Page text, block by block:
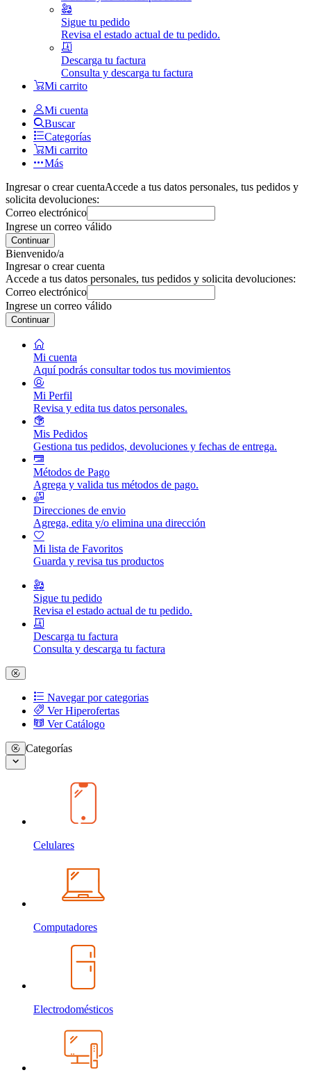
Sigue tu pedido
Revisa el estado actual de tu pedido.
Descarga tu factura
Consulta y descarga tu factura
Mi carrito
Mi cuenta
Buscar
Categorías
Mi carrito
Más
Ingresar o crear cuentaAccede a tus datos personales, tus pedidos y
solicita devoluciones:
Correo electrónico
Ingrese un correo válido
Continuar
Bienvenido/a
Ingresar o crear cuenta
Accede a tus datos personales, tus pedidos y solicita devoluciones:
Correo electrónico
Ingrese un correo válido
Continuar
Mi cuenta
Aquí podrás consultar todos tus movimientos
Mi Perfil
Revisa y edita tus datos personales.
Mis Pedidos
Gestiona tus pedidos, devoluciones y fechas de entrega.
Métodos de Pago
Agrega y valida tus métodos de pago.
Direcciones de envio
Agrega, edita y/o elimina una dirección
Mi lista de Favoritos
Guarda y revisa tus productos
Sigue tu pedido
Revisa el estado actual de tu pedido.
Descarga tu factura
Consulta y descarga tu factura
Navegar por categorias
Ver Hiperofertas
Ver Catálogo
Categorías
Celulares
Computadores
Electrodomésticos